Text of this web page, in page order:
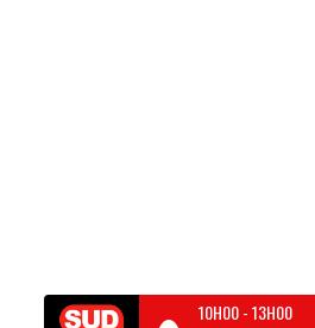
10H00-13H00